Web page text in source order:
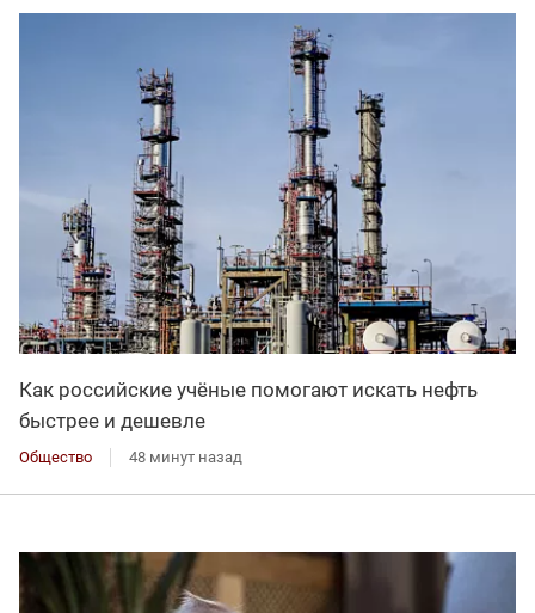
Как российские учёные помогают искать нефть
быстрее и дешевле
Общество 48 минут назад